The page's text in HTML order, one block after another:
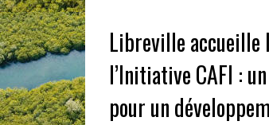
Libreville accueille
l’Initiative CAFI :
pour un